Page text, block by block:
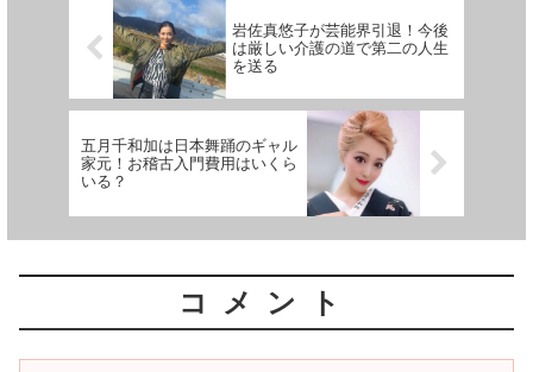
岩佐真悠子が芸能界引退！今後
は厳しい介護の道で第二の人生
を送る
五月千和加は日本舞踊のギャル
家元！お稽古入門費用はいくら
いる？
コメント